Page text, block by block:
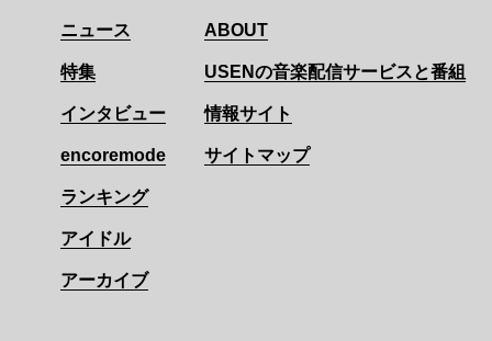
ニュース
特集
インタビュー
encoremode
ランキング
アイドル
アーカイブ
ABOUT
USENの音楽配信サービスと番組
情報サイト
サイトマップ